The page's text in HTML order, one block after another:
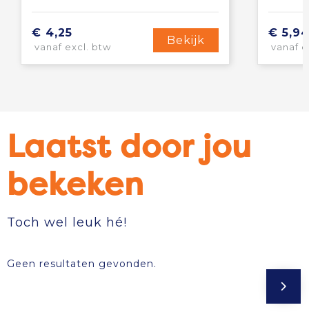
€ 4,25
vanaf excl. btw
Bekijk
€ 5,94
vanaf
Laatst door jou
bekeken
Toch wel leuk hé!
Geen resultaten gevonden.